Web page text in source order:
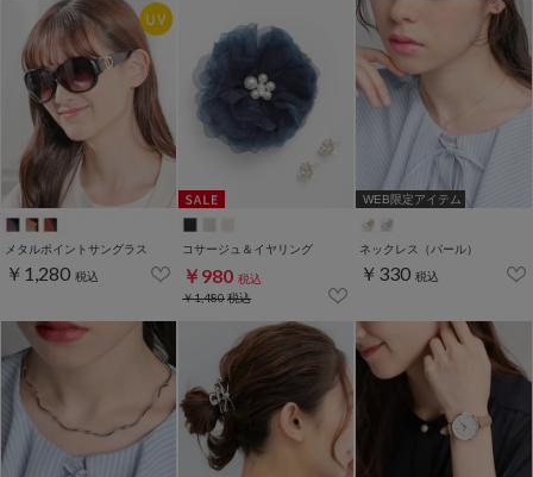
メタルポイントサングラス
￥1,280 税込
コサージュ＆イヤリング
￥980 税込
￥1,480税込
WEB限定アイテム
ネックレス（パール）
￥330 税込